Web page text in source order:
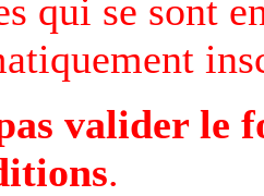
qui se sont
valider le
.